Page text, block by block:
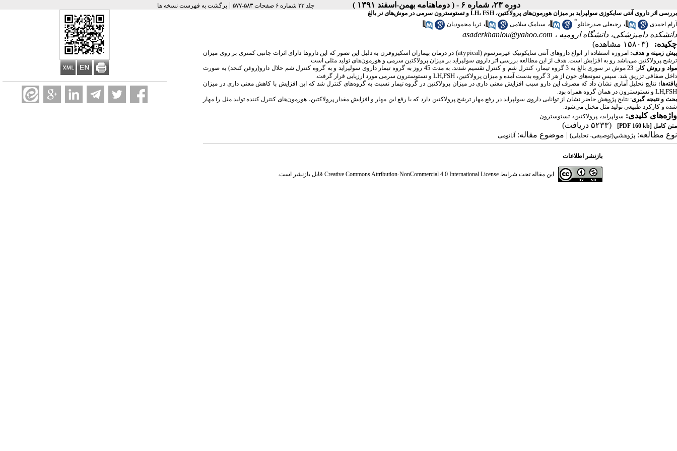
دوره ۲۳، شماره ۶ - ( دوماهنامه بهمن-اسفند ۱۳۹۱ ) جلد ۲۳ شماره ۶ صفحات ۵۸۳-۵۷۷ |برگشت به فهرست نسخه ها
بررسی اثر داروی آنتی سایکوزی سولپراید بر میزان هورمون‌های پرولاکتین، LH، FSH و تستوسترون سرمی در موش‌های نر بالغ
آرام احمدی
، رجبعلی صدرخانلو* ، سیامک سلامی ، ثریا محمودیان
دانشکده دامپزشکی، دانشگاه ارومیه ، asaderkhanlou@yahoo.com
چکیده:
(۱۵۸۰۳ مشاهده)
پیش زمینه و هدف:امروزه استفاده از انواع داروهای آنتی سایکوتیک غیرمرسوم (atypical) در درمان بیماران اسکیزوفرن به دلیل این تصور که این داروها دارای اثرات جانبی کمتری بر روی میزان
ترشح پرولاکتین می‌باشد رو به افزایش است. هدف از این مطالعه بررسی اثر داروی سولپراید بر میزان پرولاکتین سرمی و هورمون‌های تولید مثلی است.
مواد و روش کار
: 23 موش نر سوری بالغ به 3 گروه تیمار، کنترل شم و کنترل تقسیم شدند. به مدت 45 روز به گروه تیمار داروی سولپراید و به گروه کنترل شم حلال دارو(روغن کنجد) به صورت
داخل صفاقی تزریق شد. سپس نمونه‌های خون از هر 3 گروه بدست آمده و میزان پرولاکتین،
LH,FSH و تستوسترون سرمی مورد ارزیابی قرار گرفت.
یافته‌ها: نتایج تحلیل آماری نشان داد که مصرف این دارو سبب افزایش معنی داری در میزان پرولاکتین در گروه تیمار نسبت به گروه‌های کنترل شد که این افزایش با کاهش معنی داری در میزان
LH,FSH و تستوسترون در همان گروه همراه بود.
بحث و نتیجه گیری: نتایج پژوهش حاضر نشان از توانایی داروی سولپراید در رفع مهار ترشح پرولاکتین دارد که با رفع این مهار و افزایش مقدار پرولاکتین، هورمون‌های کنترل کننده تولید مثل را مهار
شده و کارکرد طبیعی تولید مثل مختل می‌شود.
واژه‌های کلیدی: سولپراید ، پرولاکتین، تستوسترون
متن کامل [PDF 160 kb]
(۵۲۳۳ دریافت)
نوع مطالعه: پژوهشي(توصیفی- تحلیلی) | موضوع مقاله:آناتومی
بازنشر اطلاعات
این مقاله تحت شرایط Creative Commons Attribution-NonCommercial 4.0 International Licenseقابل بازنشر است.